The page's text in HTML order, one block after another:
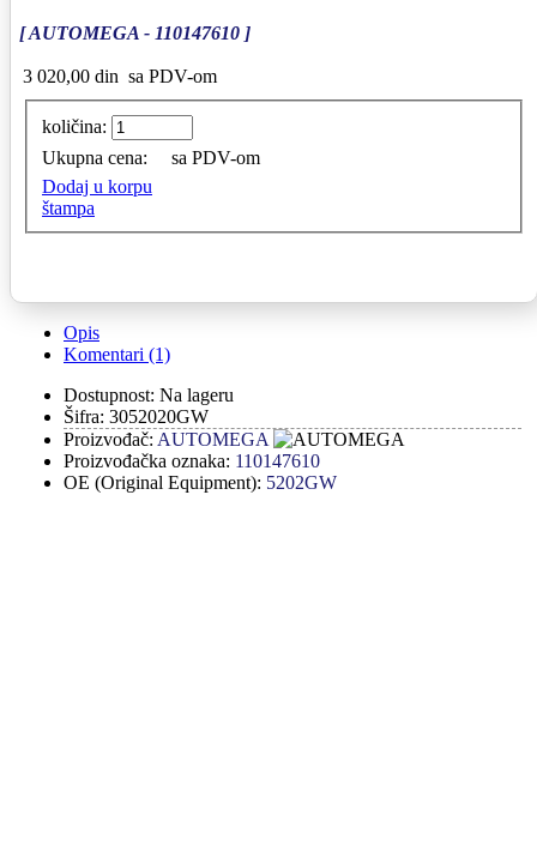
[ AUTOMEGA - 110147610 ]
3 020,00 din sa PDV-om
količina:
Ukupna cena:
sa PDV-om
Dodaj u korpu
štampa
Opis
Komentari (1)
Dostupnost: Na lageru
Šifra: 3052020GW
Proizvođač: AUTOMEGA
Proizvođačka oznaka: 110147610
OE (Original Equipment): 5202GW